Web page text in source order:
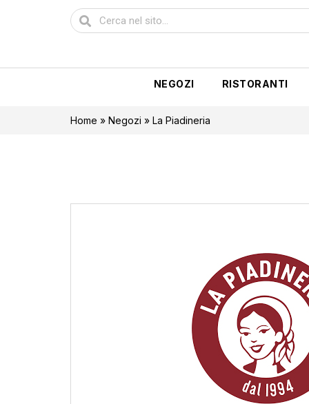
NEGOZI RISTORANTI
Home » Negozi » La Piadineria